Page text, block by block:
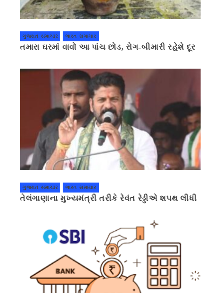
ગુજરાત સમાચાર ભારત સમાચાર
તમારા ઘરમાં વાવો આ પાંચ છોડ, રોગ-બીમારી રહેશે દૂર
ગુજરાત સમાચાર ભારત સમાચાર
તેલંગાણાના મુખ્યમંત્રી તરીકે રેવંત રેડ્ડીએ શપથ લીધી